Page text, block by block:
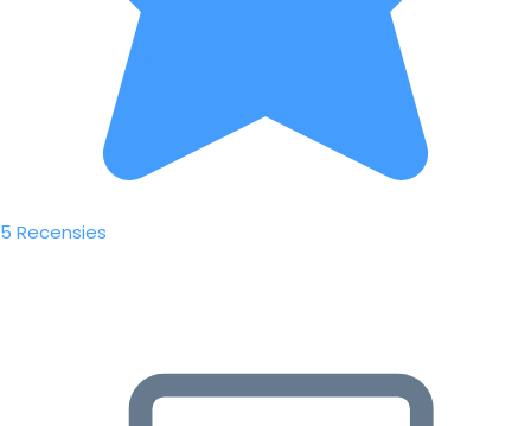
5 Recensies